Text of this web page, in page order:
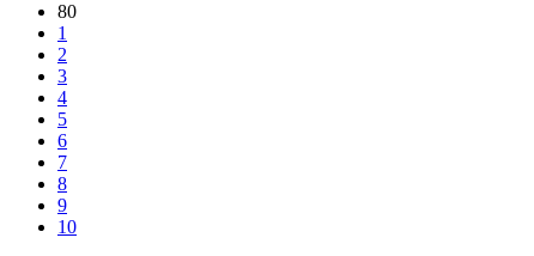
80
1
2
3
4
5
6
7
8
9
10